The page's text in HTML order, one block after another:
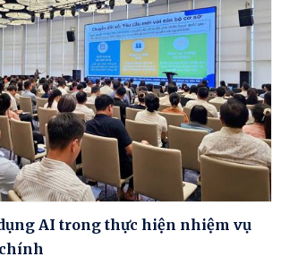
AI trong thực hiện nhiệm vụ